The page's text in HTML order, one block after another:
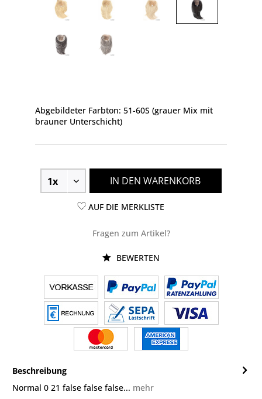
Abgebildeter Farbton: 51-60S (grauer Mix mit
brauner Unterschicht)
IN DEN WARENKORB
AUF DIE MERKLISTE
Fragen zum Artikel?
BEWERTEN
Beschreibung
Normal 0 21 false false false... mehr